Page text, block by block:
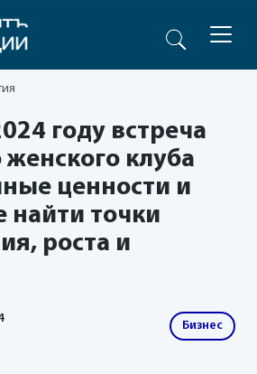
году встреча
клуба
ценности и
найти точки
роста и
Бизнес